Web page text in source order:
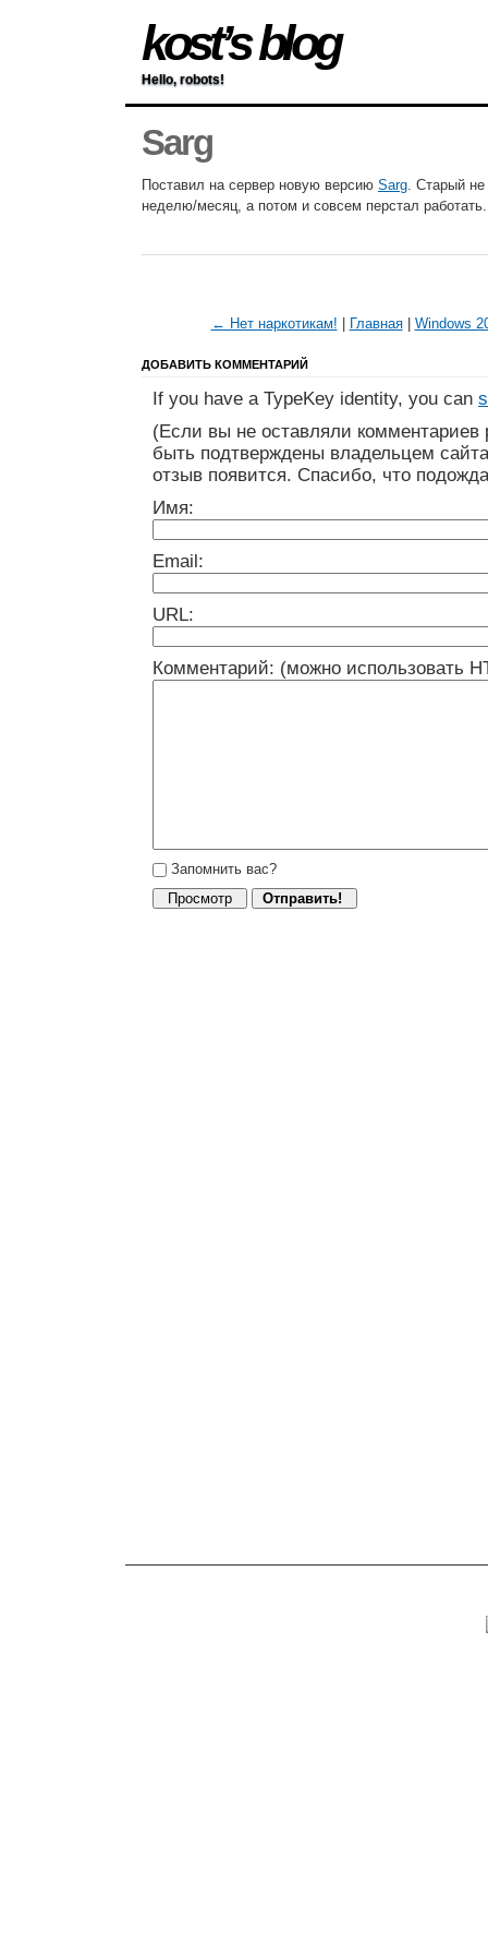
kost’s blog
Hello, robots!
Sarg
Поставил на сервер новую версию Sarg. Старый не
неделю/месяц, а потом и совсем перстал работать.
← Нет наркотикам! Главная| Windows
ДОБАВИТЬ КОММЕНТАРИЙ
If you have a TypeKey identity, you can
(Если вы не оставляли
быть подтверждены владельцем
отзыв появится. Спасибо, что
Имя:
Email:
URL:
Комментарий: (можно использовать
Запомнить вас?